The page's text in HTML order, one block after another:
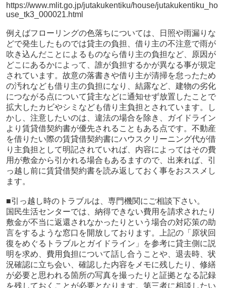
https://www.mlit.go.jp/jutakukentiku/house/jutakukentiku_ho
use_tk3_000021.html
例えばフローリングの色落ちについては、日照や雨漏りな
どで発生したものでは貸主の負担、借り主の不注意で雨が
吹き込んだことによるものなら借り主の負担など、原因が
どこにあるかによって、誰が負担するかが異なる事が規定
されています。故意の落書きや借り主が清掃を怠ったため
の汚れなども借り主の負担になり、結露など、建物の劣化
につながる点について貸主などに通知せず放置したことで
拡大したカビやシミなども借り主負担とされています。し
かし、注意したいのは、違法の場合を除き、ガイドライン
より賃貸借契約書が優先されることもある点です。不動産
を借りたい際の賃貸借契約書にハウスクリーニング代が借
り主負担として明記されていれば、内容によってはその費
用が敷金から引かれる場合もあるますので、出来れば、引
っ越し前に賃貸借契約書を読み返しておく事をおススメし
ます。
■引っ越し時のトラブルは、専門機関にご相談下さい。
国民生活センターでは、納得できない費用を請求されたり
敷金が不当に返還されなかったりという場合の対応策の助
言をするような窓口を開放しております。上記の「原状回
復をめぐるトラブルとガイドライン」を参考に貸主側に説
明を求め、費用負担について話し合うことや、退去時、状
況確認に立ち会い、確認した内容をメモに残したり、修繕
が必要と思われる箇所の写真を撮ったりと証拠となる記録
を残しておくことが必要となります。第三者に相談したい